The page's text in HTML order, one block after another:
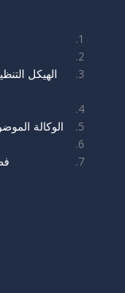
الهيكل
الوكالة